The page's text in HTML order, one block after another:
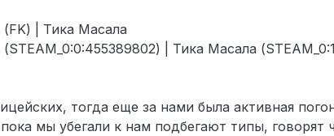
| Тика Масала
| Тика Масала
тогда еще за нами была активная
мы убегали к нам подбегают типы,